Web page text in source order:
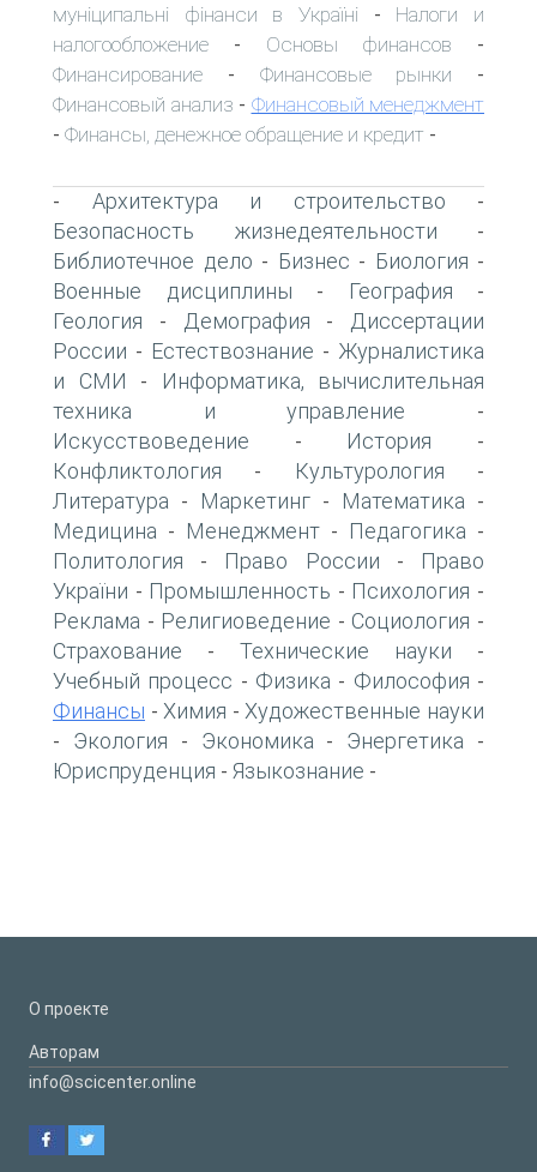
муніципальні фінанси в Україні - Налоги и
налогообложение - Основы финансов -
Финансирование - Финансовые рынки -
Финансовый анализ - Финансовый менеджмент
- Финансы, денежное обращение и кредит -
- Архитектура и строительство -
Безопасность жизнедеятельности -
Библиотечное дело - Бизнес - Биология -
Военные дисциплины - География -
Геология - Демография -
Диссертации
России - Естествознание - Журналистика
и СМИ -
Информатика, вычислительная
техника и управление -
Искусствоведение - История -
Конфликтология - Культурология -
Литература - Маркетинг - Математика -
Медицина - Менеджмент - Педагогика -
Политология - Право России -
Право
України - Промышленность - Психология -
Реклама - Религиоведение - Социология -
Страхование - Технические науки -
Учебный процесс - Физика - Философия -
Финансы - Химия - Художественные науки
- Экология - Экономика - Энергетика -
Юриспруденция - Языкознание -
О проекте
Авторам
info@scicenter.online